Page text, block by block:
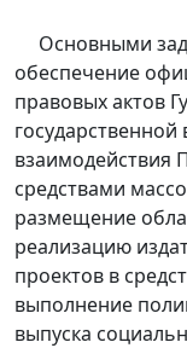
Основными
обеспечение
правовых актов
взаимодействия
средствами
размещение
реализацию
проектов в
выполнение
выпуска